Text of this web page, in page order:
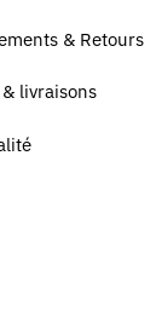
& Retours
livraisons